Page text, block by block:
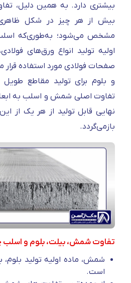
بیشتری دارد. به همین دلیل،
بیش از هر چیز در شکل ظاهری،
مشخص می‌شود؛ به‌طوری‌که اسلب
اولیه تولید انواع ورق‌های
صفحات فولادی مورد استفاده قرار
و بلوم برای تولید مقاطع طویل
تفاوت اصلی شمش و اسلب به
نهایی قابل تولید از هر یک از
بازمی‌گردد.
تفاوت شمش، بیلت، بلوم و
شمش، ماده اولیه تولید
است.